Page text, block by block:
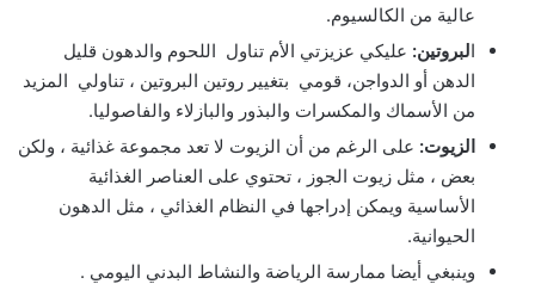
عالية من الكالسيوم.
البروتين: عليكي عزيزتي الأم تناول اللحوم والدهون قليل
الدهن أو الدواجن، قومي بتغيير روتين البروتين ، تناولي المزيد
من الأسماك والمكسرات والبذور والبازلاء والفاصوليا.
الزيوت: على الرغم من أن الزيوت لا تعد مجموعة غذائية ، ولكن
بعض ، مثل زيوت الجوز ، تحتوي على العناصر الغذائية
الأساسية ويمكن إدراجها في النظام الغذائي ، مثل الدهون
الحيوانية.
وينبغي أيضا ممارسة الرياضة والنشاط البدني اليومي .